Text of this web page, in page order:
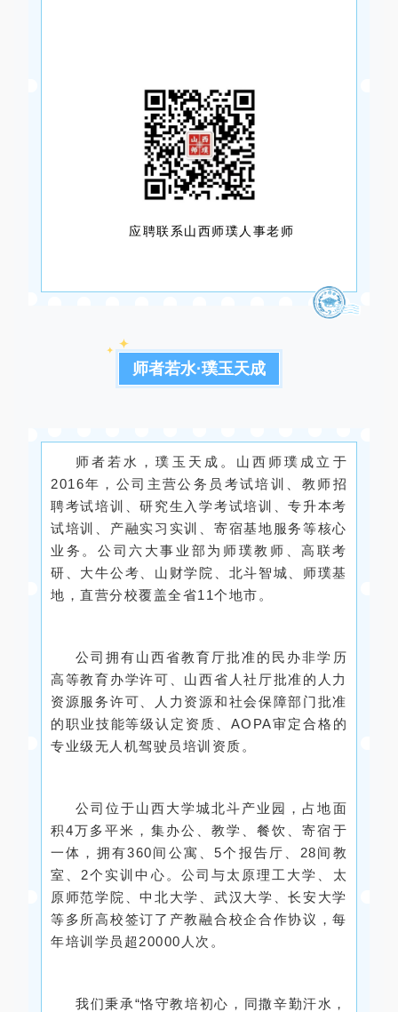
应聘联系山西师璞人事老师
师者若水·璞玉天成
师者若水，璞玉天成。山西师璞成立于
2016年，公司主营公务员考试培训、教师招
聘考试培训、研究生入学考试培训、专升本考
试培训、产融实习实训、寄宿基地服务等核心
业务。公司六大事业部为师璞教师、高联考
研、大牛公考、山财学院、北斗智城、师璞基
地，直营分校覆盖全省11个地市。
公司拥有山西省教育厅批准的民办非学历
高等教育办学许可、山西省人社厅批准的人力
资源服务许可、人力资源和社会保障部门批准
的职业技能等级认定资质、AOPA审定合格的
专业级无人机驾驶员培训资质。
公司位于山西大学城北斗产业园，占地面
积4万多平米，集办公、教学、餐饮、寄宿于
一体，拥有360间公寓、5个报告厅、28间教
室、2个实训中心。公司与太原理工大学、太
原师范学院、中北大学、武汉大学、长安大学
等多所高校签订了产教融合校企合作协议，每
年培训学员超20000人次。
我们秉承“恪守教培初心，同撒辛勤汗水，